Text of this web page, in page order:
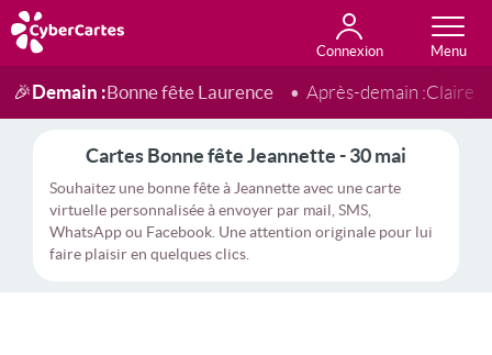
Connexion
Anniversaire
Fête du jour
Amour
Amitié
Merci
Toutes les cartes
🎉Demain :Bonne fête Laurence Après-demain :Claire
Cartes Bonne fête Jeannette - 30 mai
Souhaitez une bonne fête à Jeannette avec une carte
virtuelle personnalisée à envoyer par mail, SMS,
WhatsApp ou Facebook. Une attention originale pour lui
faire plaisir en quelques clics.